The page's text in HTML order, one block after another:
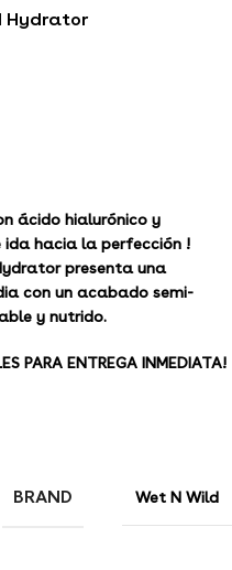
Hydrator
ácido hialurónico y
ida hacia la perfección !
presenta una
con un acabado semi-
y nutrido.
PARA ENTREGA INMEDIATA!
BRAND Wet N Wild